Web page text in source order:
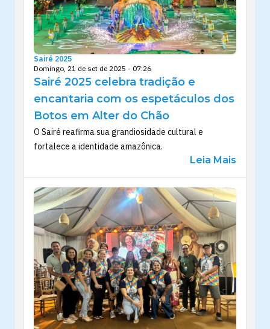
Sairé 2025
Domingo, 21 de set de 2025 - 07:26
Sairé 2025 celebra tradição e
encantaria com os espetáculos dos
Botos em Alter do Chão
O Sairé reafirma sua grandiosidade cultural e
fortalece a identidade amazônica.
Leia Mais